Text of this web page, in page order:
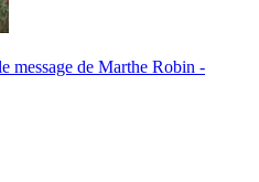
message de Marthe Robin -